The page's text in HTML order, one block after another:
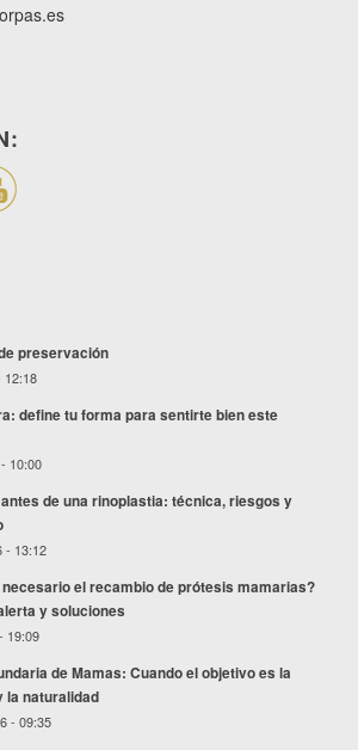
preservación
12:18
define tu forma para sentirte bien este
10:00
de una rinoplastia: técnica, riesgos y
- 13:12
el recambio de prótesis mamarias?
y soluciones
19:09
de Mamas: Cuando el objetivo es la
la naturalidad
- 09:35